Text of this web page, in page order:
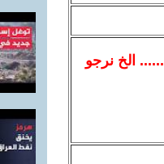
...... الخ نرجو